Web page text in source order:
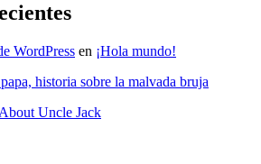
WordPress en ¡Hola mundo!
historia sobre la malvada bruja
Uncle Jack